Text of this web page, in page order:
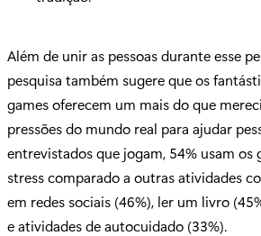
Além de unir as pessoas durante esse
pesquisa também sugere que os
games oferecem um mais do que
pressões do mundo real para ajudar
entrevistados que jogam, 54% usam os
stress comparado a outras atividades
em redes sociais (46%), ler um livro
e atividades de autocuidado (33%).